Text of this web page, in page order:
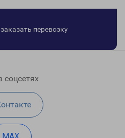
перевозку